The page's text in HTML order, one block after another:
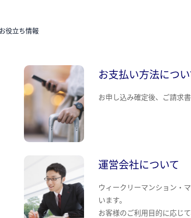
役立ち情報
お支払い方法につ
お申し込み確定後、ご請求
運営会社について
ウィークリーマンション・
います。
お客様のご利用目的に応じ